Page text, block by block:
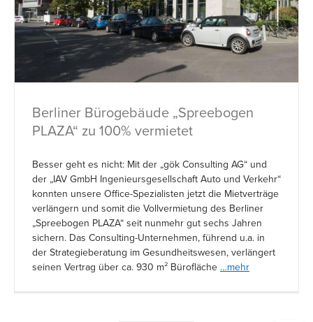
Berliner Bürogebäude „Spreebogen
PLAZA“ zu 100% vermietet
Besser geht es nicht: Mit der „gök Consulting AG“ und
der „IAV GmbH Ingenieursgesellschaft Auto und Verkehr“
konnten unsere Office-Spezialisten jetzt die Mietverträge
verlängern und somit die Vollvermietung des Berliner
„Spreebogen PLAZA“ seit nunmehr gut sechs Jahren
sichern. Das Consulting-Unternehmen, führend u.a. in
der Strategieberatung im Gesundheitswesen, verlängert
seinen Vertrag über ca. 930 m² Bürofläche …mehr